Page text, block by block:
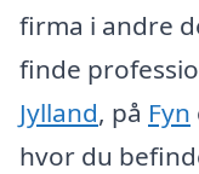
firma i andre
finde
Jylland, på Fyn
hvor du